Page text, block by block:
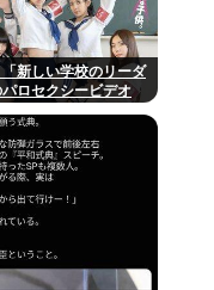
新しい学校のリーダ
ロセクシービデオ